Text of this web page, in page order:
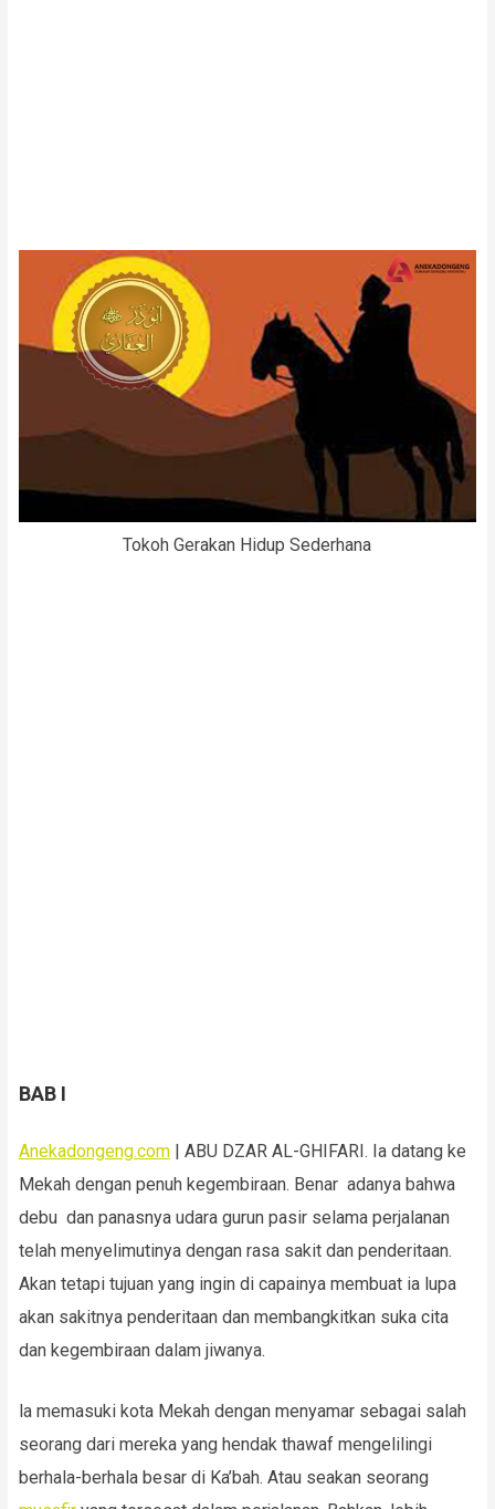
Tokoh Gerakan Hidup Sederhana
BAB I
Anekadongeng.com| ABU DZAR AL-GHIFARI. Ia datang ke
Mekah dengan penuh kegembiraan. Benar adanya bahwa
debu dan panasnya udara gurun pasir selama perjalanan
telah menyelimutinya dengan rasa sakit dan penderitaan.
Akan tetapi tujuan yang ingin di capainya membuat ia lupa
akan sakitnya penderitaan dan membangkitkan suka cita
dan kegembiraan dalam jiwanya.
la memasuki kota Mekah dengan menyamar sebagai salah
seorang dari mereka yang hendak thawaf mengelilingi
berhala-berhala besar di Ka’bah. Atau seakan seorang